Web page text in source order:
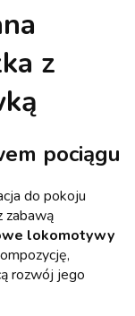
z
pociągu
do pokoju
zabawą
lokomotywy
rozwój jego